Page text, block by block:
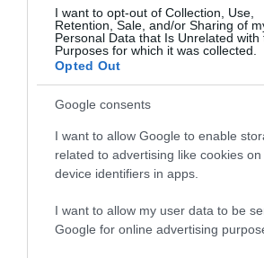
I want to opt-out of Collection, Use,
Retention, Sale, and/or Sharing of
Personal Data that Is Unrelated with
Purposes for which it was collected.
Opted Out
Google consents
I want to allow Google to enable
related to advertising like cookies
device identifiers in apps.
I want to allow my user data to be
Google for online advertising
Fungus Dries Up And Falls Off
498 149 236